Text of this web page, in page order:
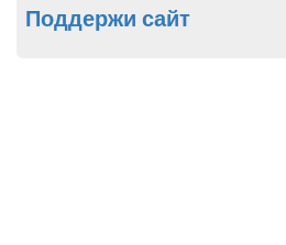
Поддержи сайт